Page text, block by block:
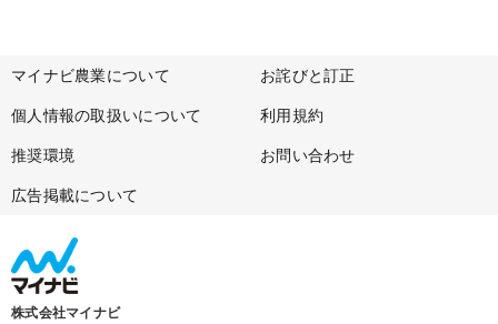
マイナビ農業について お詫びと訂正
個人情報の取扱いについて 利用規約
推奨環境 お問い合わせ
広告掲載について
株式会社マイナビ